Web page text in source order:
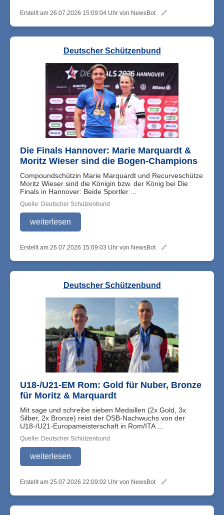
Erstellt am 26.07.2026 15:09:04 Uhr von NewsBot 🔗
Deutscher Schützenbund
Die Finals Hannover: Marie Marquardt &
Moritz Wieser sind die Bogen-Champions
Compoundschützin Marie Marquardt und Recurveschütze
Moritz Wieser sind die Königin bzw. der König bei Die
Finals in Hannover: Beide Sportler ...
Quelle: Deutscher Schützenbund
weiterlesen
Erstellt am 26.07.2026 15:09:03 Uhr von NewsBot 🔗
Deutscher Schützenbund
U18-/U21-EM Rom: Gold für Nuber, Bronze
für Moritz & Marquardt
Mit sage und schreibe sieben Medaillen (2x Gold, 3x
Silber, 2x Bronze) reist der DSB-Nachwuchs von der
U18-/U21-Europameisterschaft in Rom/ITA ...
Quelle: Deutscher Schützenbund
weiterlesen
Erstellt am 25.07.2026 22:09:02 Uhr von NewsBot 🔗